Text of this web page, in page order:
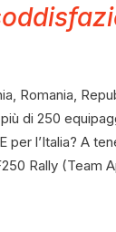
Romania,
di 250
l’Italia? A
Rally (Team